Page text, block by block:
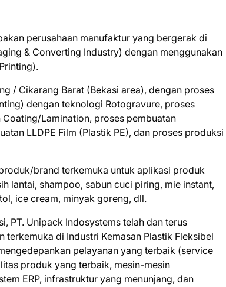
perusahaan manufaktur yang bergerak di
& Converting Industry) dengan menggunakan
/ Cikarang Barat (Bekasi area), dengan proses
dengan teknologi Rotogravure, proses
Lamination, proses pembuatan
LLDPE Film (Plastik PE), dan proses produksi
brand terkemuka untuk aplikasi produk
lantai, shampoo, sabun cuci piring, mie instant,
ice cream, minyak goreng, dll.
PT. Unipack Indosystems telah dan terus
terkemuka di Industri Kemasan Plastik Fleksibel
pelayanan yang terbaik (service
produk yang terbaik, mesin-mesin
ERP, infrastruktur yang menunjang, dan